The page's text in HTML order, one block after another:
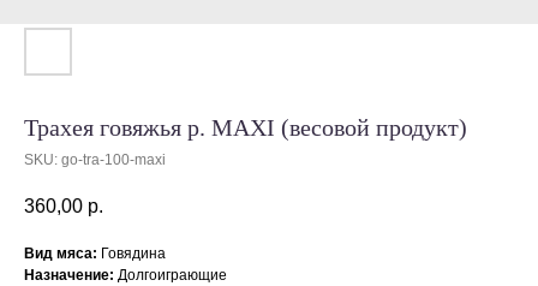
Трахея говяжья р. MAXI (весовой продукт)
SKU: go-tra-100-maxi
360,00 р.
Вид мяса: Говядина
Назначение: Долгоиграющие